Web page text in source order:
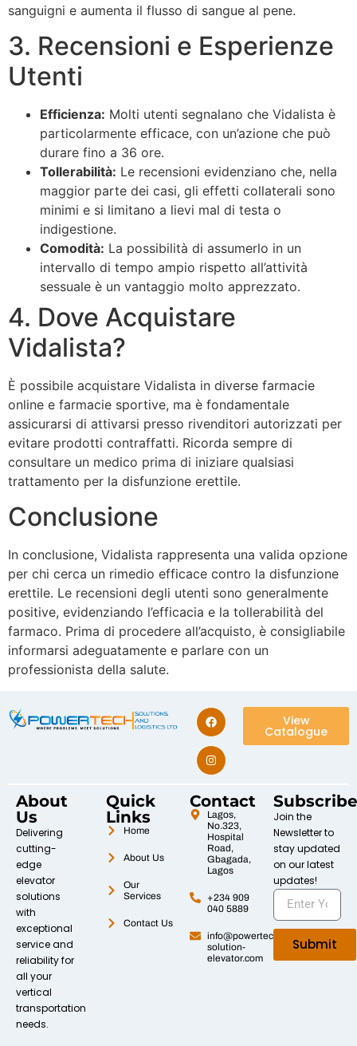
sanguigni e aumenta il flusso di sangue al pene.
3. Recensioni e Esperienze
Utenti
Efficienza: Molti utenti segnalano che Vidalista è
particolarmente efficace, con un’azione che può
durare fino a 36 ore.
Tollerabilità: Le recensioni evidenziano che, nella
maggior parte dei casi, gli effetti collaterali sono
minimi e si limitano a lievi mal di testa o
indigestione.
Comodità: La possibilità di assumerlo in un
intervallo di tempo ampio rispetto all’attività
sessuale è un vantaggio molto apprezzato.
4. Dove Acquistare
Vidalista?
È possibile acquistare Vidalista in diverse farmacie
online e farmacie sportive, ma è fondamentale
assicurarsi di attivarsi presso rivenditori autorizzati per
evitare prodotti contraffatti. Ricorda sempre di
consultare un medico prima di iniziare qualsiasi
trattamento per la disfunzione erettile.
Conclusione
In conclusione, Vidalista rappresenta una valida opzione
per chi cerca un rimedio efficace contro la disfunzione
erettile. Le recensioni degli utenti sono generalmente
positive, evidenziando l’efficacia e la tollerabilità del
farmaco. Prima di procedere all’acquisto, è consigliabile
informarsi adeguatamente e parlare con un
professionista della salute.
View
Catalogue
About
Us
Delivering
cutting-
edge
elevator
solutions
with
exceptional
service and
reliability for
all your
vertical
transportation
needs.
Quick
Links
Home
About Us
Our
Services
Contact Us
Contact
Lagos,
No.323,
Hospital
Road,
Gbagada,
Lagos
+234 909
040 5889
info@powertech-
solution-
elevator.com
Subscribe
Join the
Newsletter to
stay updated
on our latest
updates!
Submit